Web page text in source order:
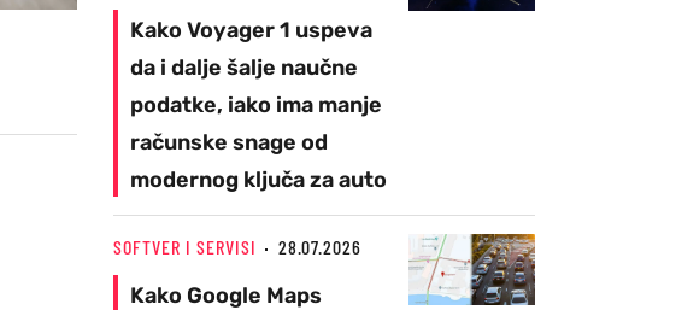
Kako Voyager 1 uspeva
da i dalje šalje naučne
podatke, iako ima manje
računske snage od
modernog ključa za auto
SOFTVER I SERVISI 28.07.2026
Kako Google Maps